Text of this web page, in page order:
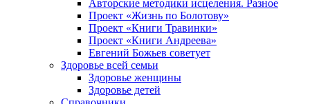
Авторские методики исцеления. Разное
Проект «Жизнь по Болотову»
Проект «Книги Травинки»
Проект «Книги Андреева»
Евгений Божьев советует
Здоровье всей семьи
Здоровье женщины
Здоровье детей